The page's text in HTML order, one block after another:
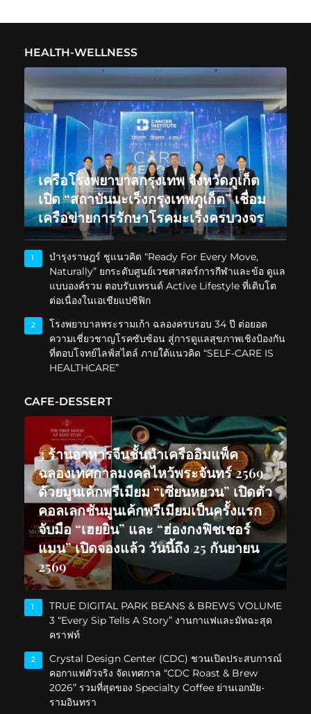
HEALTH-WELLNESS
เครือโรงพยาบาลกรุงเทพ จังหวัดภูเก็ต
เปิด “สถาบันมะเร็งกรุงเทพภูเก็ต” เชื่อม
เครือข่ายการรักษาโรคมะเร็งครบวงจร
1
บำรุงราษฎร์ ชูแนวคิด “Ready For Every Move,
Naturally” ยกระดับศูนย์เวชศาสตร์การกีฬาและข้อ ดูแล
แบบองค์รวม ตอบรับเทรนด์ Active Lifestyle ที่เติบโต
ต่อเนื่องในเอเชียแปซิฟิก
2
โรงพยาบาลพระรามเก้า ฉลองครบรอบ 34 ปี ต่อยอด
ความเชี่ยวชาญโรคซับซ้อน สู่การดูแลสุขภาพเชิงป้องกัน
ที่ตอบโจทย์ไลฟ์สไตล์ ภายใต้แนวคิด “SELF-CARE IS
HEALTHCARE”
CAFE-DESSERT
3 ร้านอาหารจีนชั้นนำเครืออิมแพ็ค
ฉลองเทศกาลมงคลไหว้พระจันทร์ 2569
ด้วยมูนเค้กพรีเมียม “เซียนหยวน” เปิดตัว
คอลเลกชันมูนเค้กพรีเมียมเป็นครั้งแรก
จับมือ “เฮยยิน” และ “ฮ่องกงฟิชเชอร์
แมน” เปิดจองแล้ว วันนี้ถึง 25 กันยายน
2569
1
TRUE DIGITAL PARK BEANS & BREWS VOLUME
3 “Every Sip Tells A Story” งานกาแฟและมัทฉะสุด
คราฟท์
2
Crystal Design Center (CDC) ชวนเปิดประสบการณ์
คอกาแฟตัวจริง จัดเทศกาล “CDC Roast & Brew
2026” รวมที่สุดของ Specialty Coffee ย่านเอกมัย-
รามอินทรา